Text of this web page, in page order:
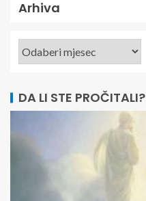
Arhiva
DA LI STE PROČITALI?